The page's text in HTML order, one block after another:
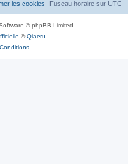
Fuseau horaire sur UTC
les cookies
© phpBB Limited
©Qiaeru
Conditions